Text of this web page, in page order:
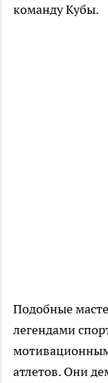
команду Кубы.
Подобные
легендами
атлетов. Они